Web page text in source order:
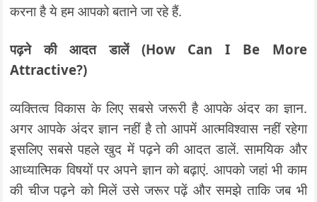
करना है ये हम आपको बताने जा रहे हैं.
पढ़ने की आदत डालें (How Can I Be More
Attractive?)
व्यक्तित्व विकास के लिए सबसे जरूरी है आपके अंदर का ज्ञान.
अगर आपके अंदर ज्ञान नहीं है तो आपमें आत्मविश्वास नहीं रहेगा
इसलिए सबसे पहले खुद में पढ़ने की आदत डालें. सामयिक और
आध्यात्मिक विषयों पर अपने ज्ञान को बढ़ाएं. आपको जहां भी काम
की चीज पढ़ने को मिलें उसे जरूर पढ़ें और समझे ताकि जब भी